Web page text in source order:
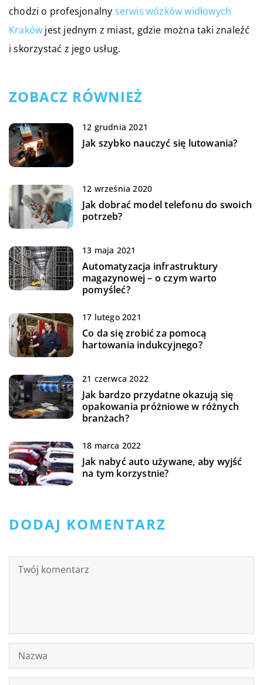
chodzi o profesjonalny serwis wózków widłowych
Kraków jest jednym z miast, gdzie można taki znaleźć
i skorzystać z jego usług.
ZOBACZ RÓWNIEŻ
12 grudnia 2021
Jak szybko nauczyć się lutowania?
12 września 2020
Jak dobrać model telefonu do swoich
potrzeb?
13 maja 2021
Automatyzacja infrastruktury
magazynowej – o czym warto
pomyśleć?
17 lutego 2021
Co da się zrobić za pomocą
hartowania indukcyjnego?
21 czerwca 2022
Jak bardzo przydatne okazują się
opakowania próżniowe w różnych
branżach?
18 marca 2022
Jak nabyć auto używane, aby wyjść
na tym korzystnie?
DODAJ KOMENTARZ